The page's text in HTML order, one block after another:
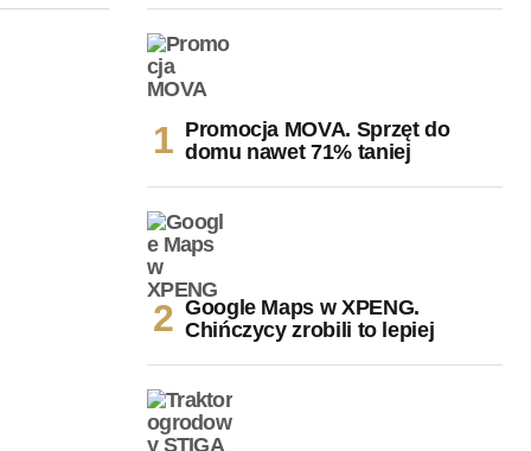
Promocja MOVA. Sprzęt do
domu nawet 71% taniej
Google Maps w XPENG.
Chińczycy zrobili to lepiej